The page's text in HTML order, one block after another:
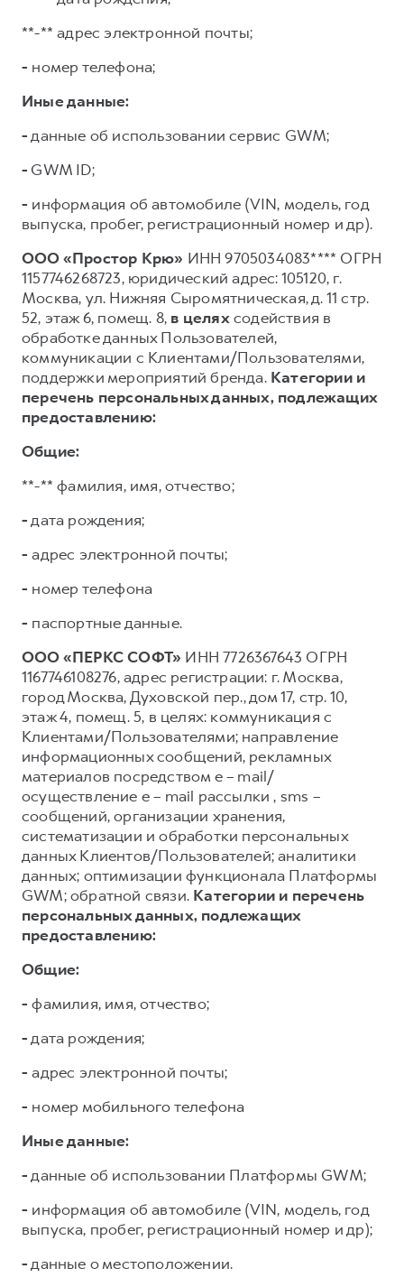
**-** адрес электронной почты;
- номер телефона;
Иные данные:
-данные об использовании сервис GWM;
- GWM ID;
- информация об автомобиле (VIN, модель, год
выпуска, пробег, регистрационный номер и др).
ООО «Простор Крю» ИНН 9705034083**** ОГРН
1157746268723, юридический адрес: 105120, г.
Москва, ул. Нижняя Сыромятническая, д. 11 стр.
52, этаж 6, помещ. 8, в целяхсодействия в
обработке данных Пользователей,
коммуникации с Клиентами/Пользователями,
поддержки мероприятий бренда. Категории и
перечень персональных данных, подлежащих
предоставлению:
Общие:
**-** фамилия, имя, отчество;
-дата рождения;
- адрес электронной почты;
- номер телефона
- паспортные данные.
ООО «ПЕРКС СОФТ» ИНН 7726367643 ОГРН
1167746108276, адрес регистрации: г. Москва,
город Москва, Духовской пер., дом 17, стр. 10,
этаж 4, помещ. 5, в целях: коммуникация с
Клиентами/Пользователями; направление
информационных сообщений, рекламных
материалов посредством e – mail/
осуществление e – mail рассылки , sms –
сообщений, организации хранения,
систематизации и обработки персональных
данных Клиентов/Пользователей; аналитики
данных; оптимизации функционала Платформы
GWM; обратной связи. Категории и перечень
персональных данных, подлежащих
предоставлению:
Общие:
- фамилия, имя, отчество;
-дата рождения;
- адрес электронной почты;
- номер мобильного телефона
Иные данные:
-данные об использовании Платформы GWM;
- информация об автомобиле (VIN, модель, год
выпуска, пробег, регистрационный номер и др);
-данные о местоположении.